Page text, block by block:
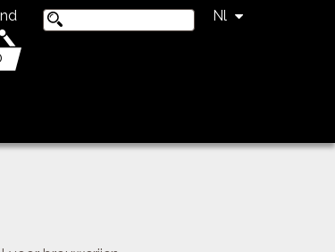
Nl